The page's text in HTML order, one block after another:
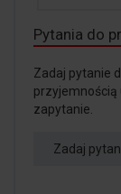
Pytania do
Zadaj pytanie
przyjemnością
zapytanie.
Zadaj